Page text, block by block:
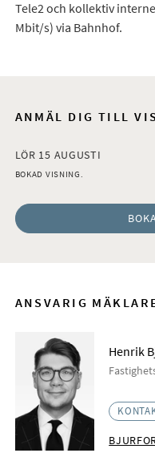
Tele2 och kollektiv
Mbit/s) via Bahnhof.
ANMÄL DIG TILL
LÖR 15 AUGUSTI
BOKAD VISNING.
ANSVARIG
Henrik